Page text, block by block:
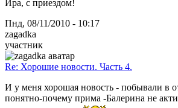
Ира, с приездом!
Пнд, 08/11/2010 - 10:17
zagadka
участник
Re: Хорошие новости. Часть 4.
И у меня хорошая новость - побывали в
понятно-почему прима -Балерина не